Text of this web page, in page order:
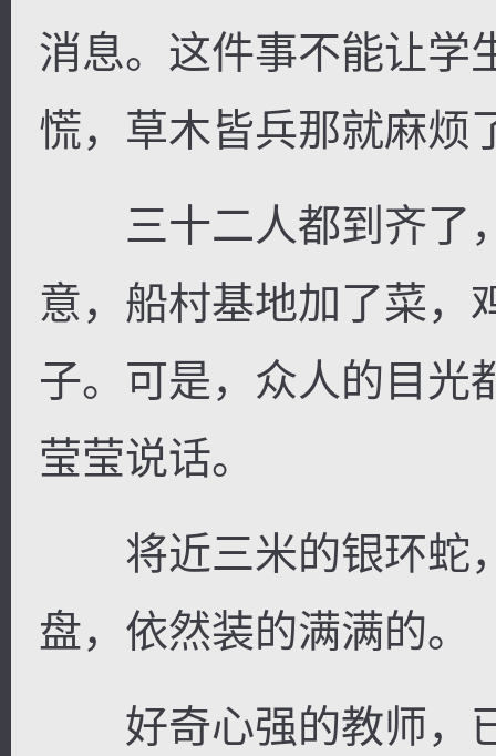
消息。这件事不能让学
慌，草木皆兵那就麻烦
三十二人都到齐了
意，船村基地加了菜，
子。可是，众人的目光
莹莹说话。
将近三米的银环蛇
盘，依然装的满满的。
好奇心强的教师，